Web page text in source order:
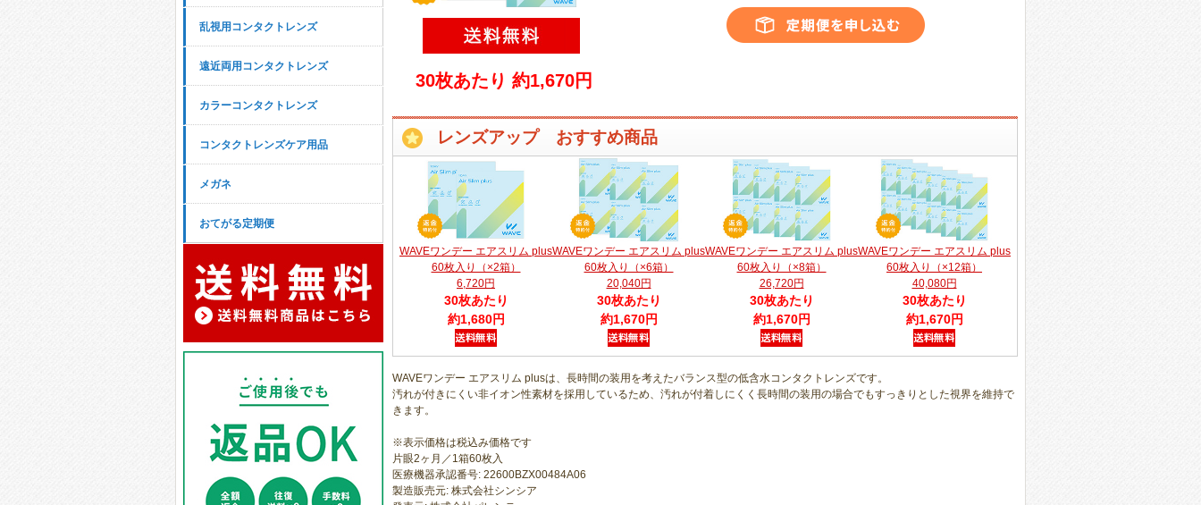
乱視用コンタクトレンズ
遠近両用コンタクトレンズ
カラーコンタクトレンズ
コンタクトレンズケア用品
メガネ
おてがる定期便
30枚あたり 約1,670円
レンズアップ おすすめ商品
WAVEワンデー エアスリム plus
60枚入り（×2箱）
6,720円
30枚あたり
約1,680円
WAVEワンデー エアスリム plus
60枚入り（×6箱）
20,040円
30枚あたり
約1,670円
WAVEワンデー エアスリム plus
60枚入り（×8箱）
26,720円
30枚あたり
約1,670円
WAVEワンデー エアスリム plus
60枚入り（×12箱）
40,080円
30枚あたり
約1,670円
WAVEワンデー エアスリム plusは、長時間の装用を考えたバランス型の低含水コンタクトレンズです。
汚れが付きにくい非イオン性素材を採用しているため、汚れが付着しにくく長時間の装用の場合でもすっきりとした視界を維持で
きます。
※表示価格は税込み価格です
片眼2ヶ月／1箱60枚入
医療機器承認番号: 22600BZX00484A06
製造販売元: 株式会社シンシア